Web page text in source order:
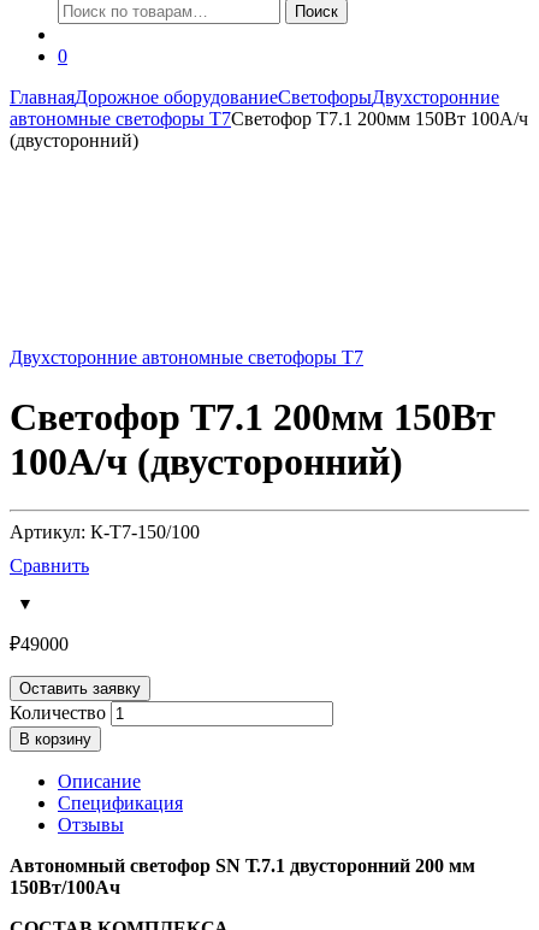
Искать: Поиск
0
ГлавнаяДорожное оборудованиеСветофорыДвухсторонние
автономные светофоры Т7Светофор Т7.1 200мм 150Вт 100А/ч
(двусторонний)
Двухсторонние автономные светофоры Т7
Светофор Т7.1 200мм 150Вт
100А/ч (двусторонний)
Артикул: К-Т7-150/100
Сравнить
₽49000
Оставить заявку
Количество
В корзину
Описание
Спецификация
Отзывы
Автономный светофор SN Т.7.1 двусторонний 200 мм
150Вт/100Ач